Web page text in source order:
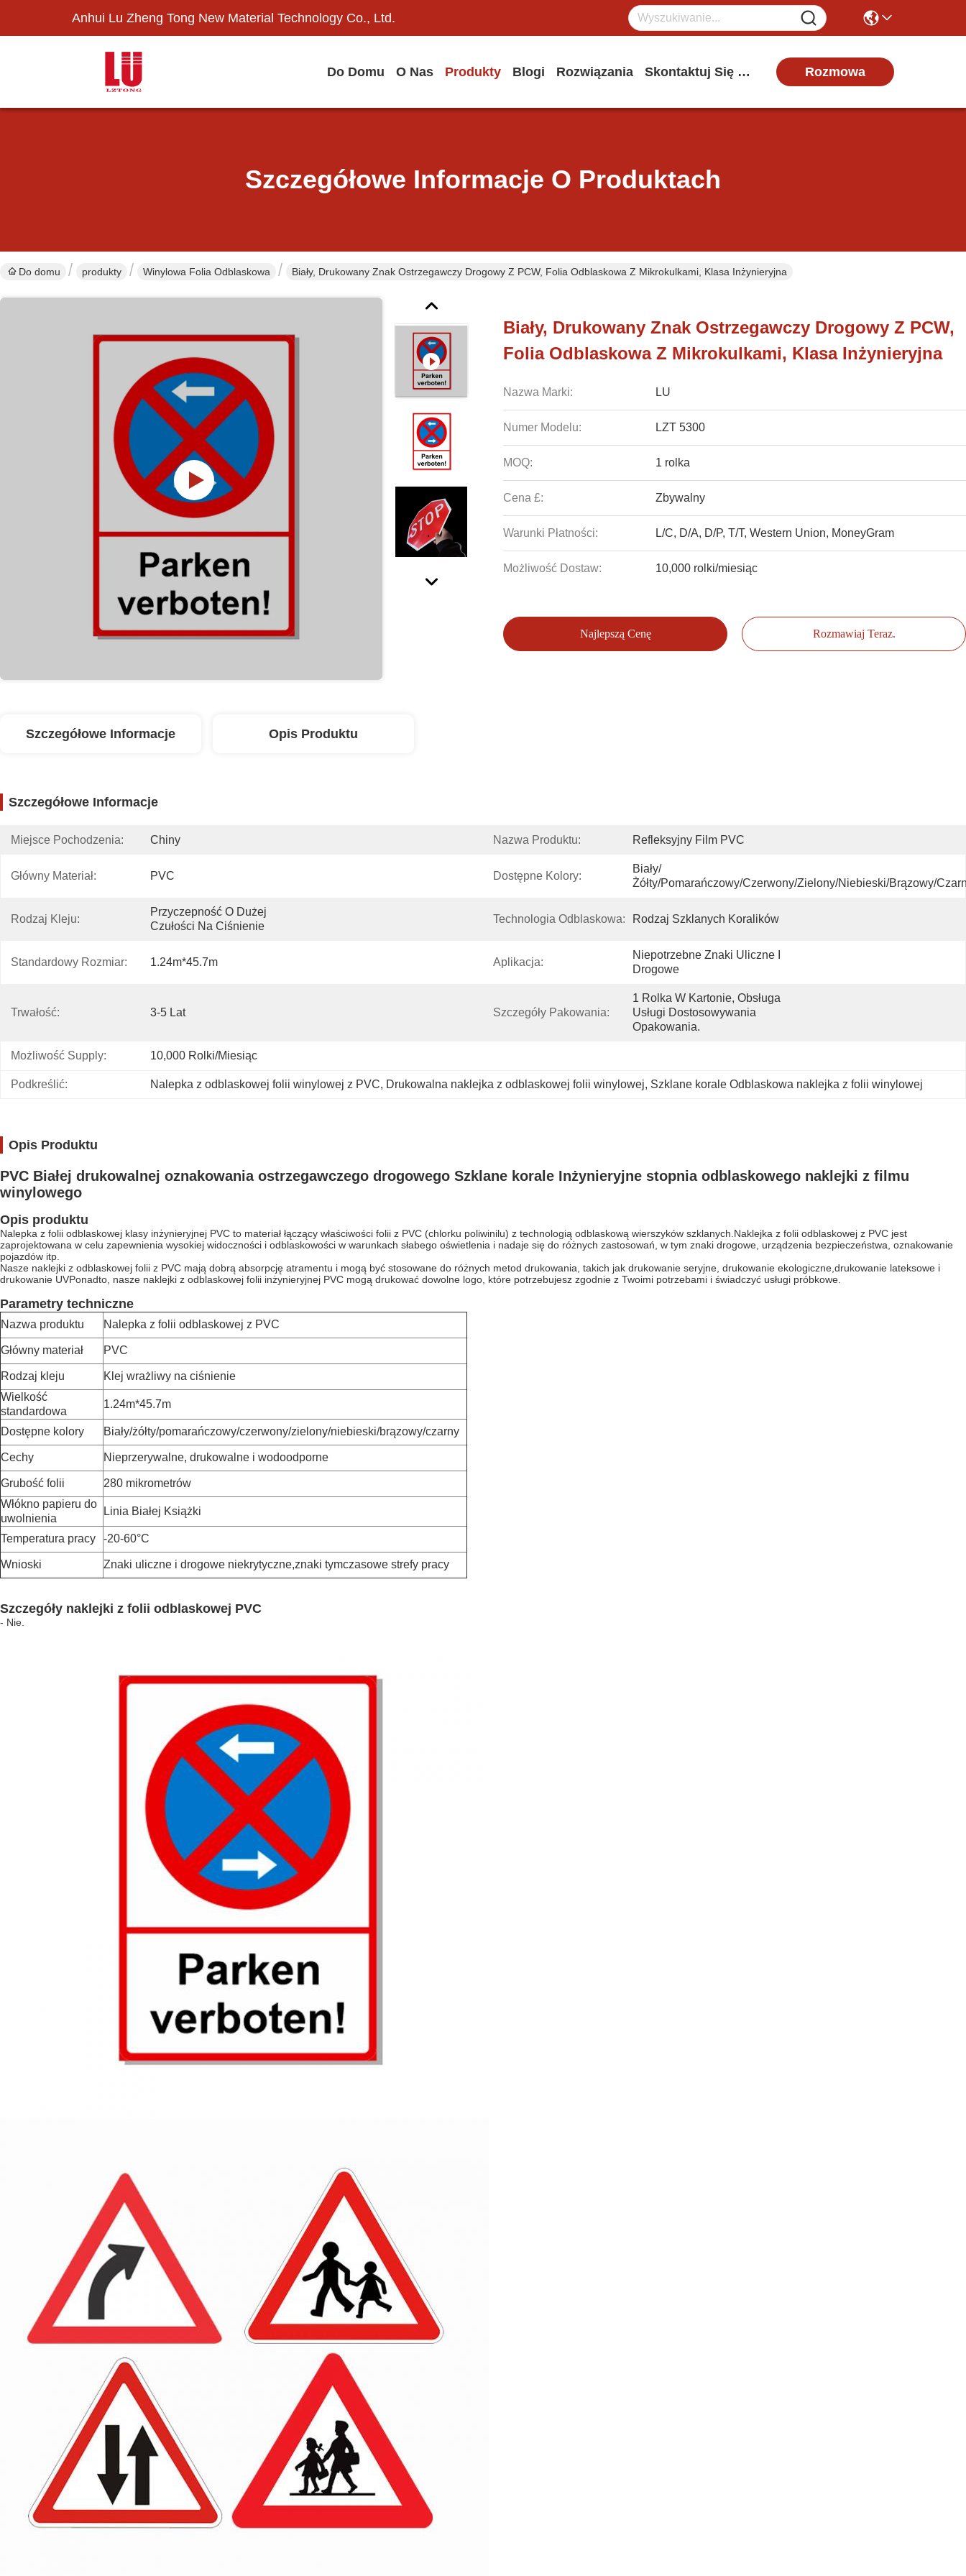
Anhui Lu Zheng Tong New Material Technology Co., Ltd.
Do Domu O Nas Produkty Blogi Rozwiązania Skontaktuj Się Z Nami Rozmowa
Szczegółowe Informacje O Produktach
Do domu produkty Winylowa Folia Odblaskowa Biały, Drukowany Znak Ostrzegawczy Drogowy Z PCW, Folia Odblaskowa Z Mikrokulkami, Klasa Inżynieryjna
Biały, Drukowany Znak Ostrzegawczy Drogowy Z PCW,
Folia Odblaskowa Z Mikrokulkami, Klasa Inżynieryjna
Nazwa Marki: LU
Numer Modelu: LZT 5300
MOQ: 1 rolka
Cena £: Zbywalny
Warunki Płatności: L/C, D/A, D/P, T/T, Western Union, MoneyGram
Możliwość Dostaw: 10,000 rolki/miesiąc
Najlepszą Cenę Rozmawiaj Teraz.
Szczegółowe Informacje Opis Produktu
Szczegółowe Informacje
Miejsce Pochodzenia: Chiny Nazwa Produktu: Refleksyjny Film PVC
Główny Materiał: PVC Dostępne Kolory:
Biały/
Żółty/pomarańczowy/czerwony/zielony/niebieski/brązowy/
Rodzaj Kleju:
Przyczepność O Dużej
Czułości Na Ciśnienie
Technologia Odblaskowa: Rodzaj Szklanych Koralików
Standardowy Rozmiar: 1.24m*45.7m Aplikacja:
Niepotrzebne Znaki Uliczne I
Drogowe
Trwałość: 3-5 Lat Szczegóły Pakowania:
1 Rolka W Kartonie, Obsługa
Usługi Dostosowywania
Opakowania.
Możliwość Supply: 10,000 Rolki/miesiąc
Podkreślić: Nalepka z odblaskowej folii winylowej z PVC, Drukowalna naklejka z odblaskowej folii winylowej, Szklane korale Odblaskowa naklejka z folii winylowej
Opis Produktu
PVC Białej drukowalnej oznakowania ostrzegawczego drogowego Szklane korale Inżynieryjne stopnia odblaskowego naklejki z filmu
winylowego
Opis produktu
Nalepka z folii odblaskowej klasy inżynieryjnej PVC to materiał łączący właściwości folii z PVC (chlorku poliwinilu) z technologią odblaskową wierszyków szklanych.Naklejka z folii odblaskowej z PVC jest
zaprojektowana w celu zapewnienia wysokiej widoczności i odblaskowości w warunkach słabego oświetlenia i nadaje się do różnych zastosowań, w tym znaki drogowe, urządzenia bezpieczeństwa, oznakowanie
pojazdów itp.
Nasze naklejki z odblaskowej folii z PVC mają dobrą absorpcję atramentu i mogą być stosowane do różnych metod drukowania, takich jak drukowanie seryjne, drukowanie ekologiczne,drukowanie lateksowe i
drukowanie UVPonadto, nasze naklejki z odblaskowej folii inżynieryjnej PVC mogą drukować dowolne logo, które potrzebujesz zgodnie z Twoimi potrzebami i świadczyć usługi próbkowe.
Parametry techniczne
Nazwa produktu Nalepka z folii odblaskowej z PVC
Główny materiał PVC
Rodzaj kleju
Klej wrażliwy na ciśnienie
Wielkość
standardowa
1.24m*45.7m
Dostępne kolory Biały/żółty/pomarańczowy/czerwony/zielony/niebieski/brązowy/czarny
Cechy Nieprzerywalne, drukowalne i wodoodporne
Grubość folii
280 mikrometrów
Włókno papieru do
uwolnienia
Linia Białej Książki
Temperatura pracy -20-60°C
Wnioski Znaki uliczne i drogowe niekrytyczne,znaki tymczasowe strefy pracy
Szczegóły naklejki z folii odblaskowej PVC
- Nie.